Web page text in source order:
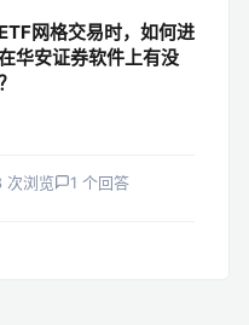
网格交易时，如何进
华安证券软件上有没
次浏览 1 个回答